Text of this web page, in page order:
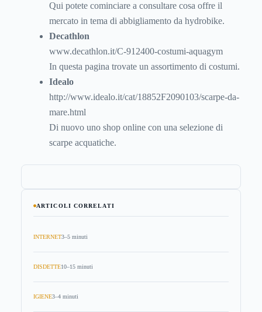
Qui potete cominciare a consultare cosa offre il
mercato in tema di abbigliamento da hydrobike.
Decathlon
www.decathlon.it/C-912400-costumi-aquagym
In questa pagina trovate un assortimento di costumi.
Idealo
http://www.idealo.it/cat/18852F2090103/scarpe-da-
mare.html
Di nuovo uno shop online con una selezione di
scarpe acquatiche.
ARTICOLI CORRELATI
INTERNET3–5 minuti
DISDETTE10–15 minuti
IGIENE3–4 minuti